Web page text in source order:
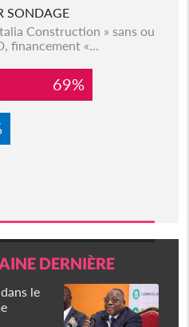
SONDAGE
Construction » sans ou
financement «...
69%
DERNIÈRE
le